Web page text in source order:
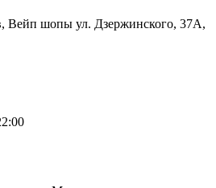
Вейп шопы ул. Дзержинского, 37А,